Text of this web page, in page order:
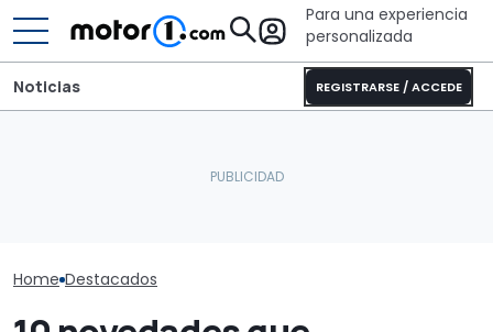
Para una experiencia
personalizada
REGISTRARSE / ACCEDE
Noticias
Home Destacados